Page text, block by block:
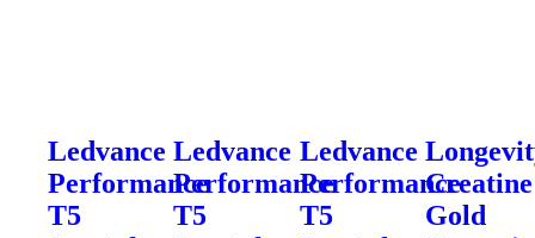
Ledvance
Performance
T5
Ledvance
Performance
T5
Ledvance
Performance
T5
Creatine
Gold